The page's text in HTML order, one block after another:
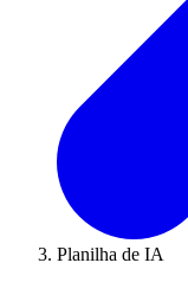
Planilha de IA